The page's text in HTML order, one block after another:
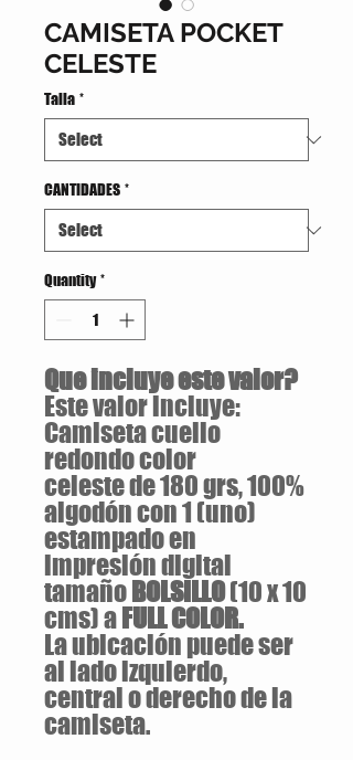
CAMISETA POCKET
CELESTE
Talla *
CANTIDADES *
Quantity *
Que incluye este valor?
Este valor incluye:
Camiseta cuello
redondo color
celeste de 180 grs, 100%
algodón con 1 (uno)
estampado en
impresión digital
tamaño BOLSILLO(10 x 10
cms) a FULL COLOR.
La ubicación puede ser
al lado izquierdo,
central o derecho de la
camiseta.